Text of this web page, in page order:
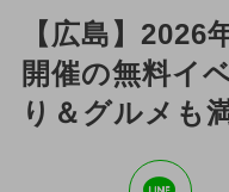
【広島】2026
開催の無料イ
り＆グルメも